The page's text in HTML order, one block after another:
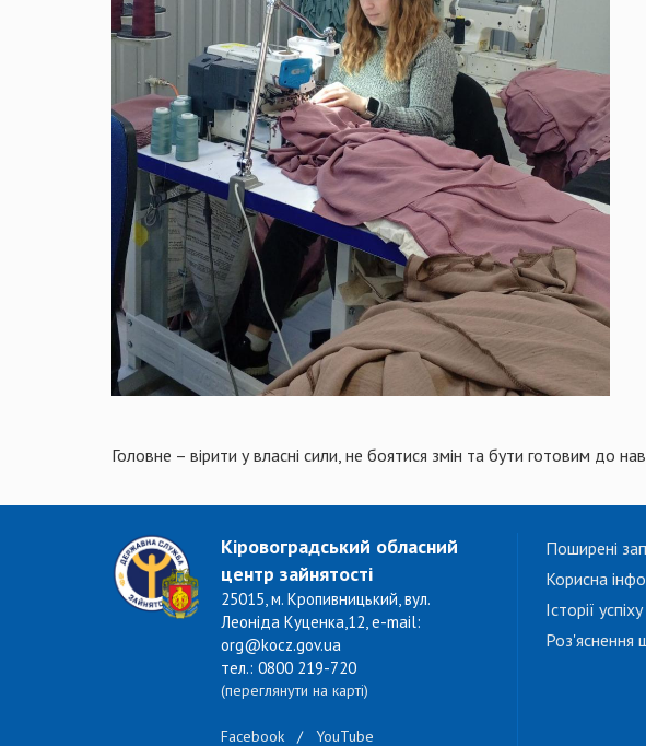
Головне – вірити у власні сили, не боятися змін та бути готовим до
Кіровоградський обласний
центр зайнятості
25015, м. Кропивницький, вул.
Леоніда Куценка,12, e-mail:
org@kocz.gov.ua
тел.: 0800 219-720
(переглянути на карті)
Facebook / YouTube
Поширені
Корисна
Історії успіху
Роз'яснення